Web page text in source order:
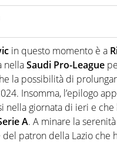
Diego e la tesi di
irrinunciabile tra
e scandaglia
in questo momento è a
nellaSaudi Pro-League
la possibilità di
Insomma, l’epilogo
nella giornata di ieri e
A. A minare la
patron della Lazio che